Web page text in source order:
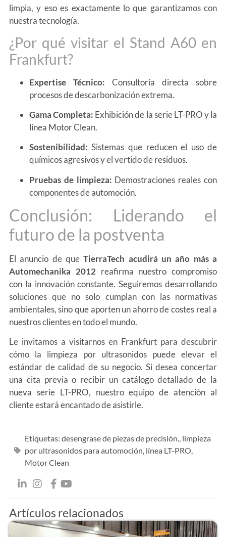
limpia, y eso es exactamente lo que garantizamos con
nuestra tecnología.
¿Por qué visitar el Stand A60 en
Frankfurt?
Expertise Técnico: Consultoría directa sobre
procesos de descarbonización extrema.
Gama Completa: Exhibición de la serie LT-PRO y la
línea Motor Clean.
Sostenibilidad: Sistemas que reducen el uso de
químicos agresivos y el vertido de residuos.
Pruebas de limpieza: Demostraciones reales con
componentes de automoción.
Conclusión: Liderando el
futuro de la postventa
El anuncio de queTierraTech acudirá un año más a
Automechanika 2012 reafirma nuestro compromiso
con la innovación constante. Seguiremos desarrollando
soluciones que no solo cumplan con las normativas
ambientales, sino que aporten un ahorro de costes real a
nuestros clientes en todo el mundo.
Le invitamos a visitarnos en Frankfurt para descubrir
cómo la limpieza por ultrasonidos puede elevar el
estándar de calidad de su negocio. Si desea concertar
una cita previa o recibir un catálogo detallado de la
nueva serie LT-PRO, nuestro equipo de atención al
cliente estará encantado de asistirle.
Etiquetas: desengrase de piezas de precisión., limpieza
por ultrasonidos para automoción, línea LT-PRO,
Motor Clean
Artículos relacionados